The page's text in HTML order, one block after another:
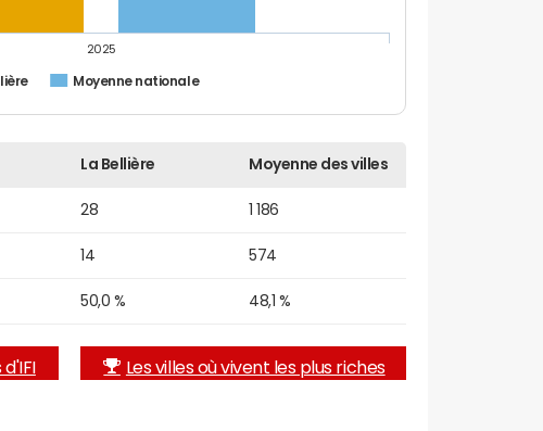
Moyenne nationale
2025
La Bellière Moyenne des villes
28 1 186
14 574
50,0 % 48,1 %
d'IFI Les villes où vivent les plus riches